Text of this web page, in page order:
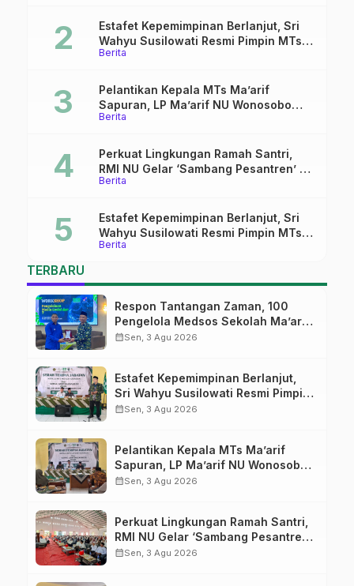
Berita
Estafet Kepemimpinan Berlanjut, Sri
Wahyu Susilowati Resmi Pimpin MTs
Ma’arif Sapuran
Berita
Pelantikan Kepala MTs Ma’arif
Sapuran, LP Ma’arif NU Wonosobo
Tekankan Lima Amanah
Berita
Perkuat Lingkungan Ramah Santri,
RMI NU Gelar ‘Sambang Pesantren’ di
Pati
Berita
Estafet Kepemimpinan Berlanjut, Sri
Wahyu Susilowati Resmi Pimpin MTs
Ma’arif Sapuran
TERBARU
Respon Tantangan Zaman, 100
Pengelola Medsos Sekolah Ma’arif
Pekalongan Ikuti Pelatihan Literasi
calendar_monthSen, 3 Agu 2026
Estafet Kepemimpinan Berlanjut,
Sri Wahyu Susilowati Resmi Pimpin
MTs Ma’arif Sapuran
calendar_monthSen, 3 Agu 2026
Pelantikan Kepala MTs Ma’arif
Sapuran, LP Ma’arif NU Wonosobo
Tekankan Lima Amanah
calendar_monthSen, 3 Agu 2026
Perkuat Lingkungan Ramah Santri,
RMI NU Gelar ‘Sambang Pesantren’
di Pati
calendar_monthSen, 3 Agu 2026